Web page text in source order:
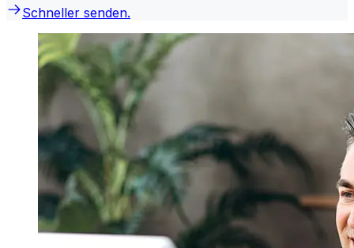
Schneller senden.